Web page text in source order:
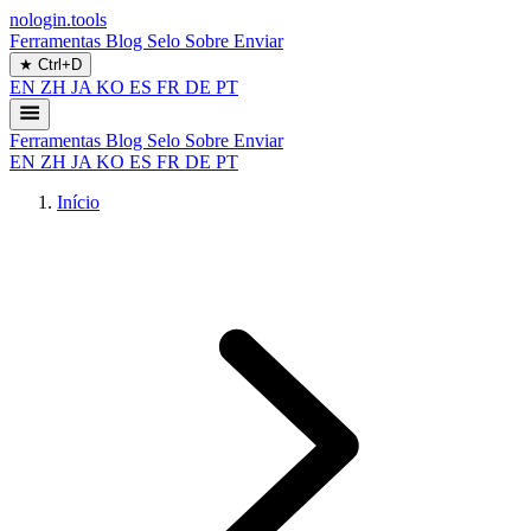
nologin.tools
Ferramentas Blog Selo Sobre Enviar
★ Ctrl+D
EN ZH JA KO ES FR DE PT
Ferramentas Blog Selo Sobre Enviar
EN ZH JA KO ES FR DE PT
Início